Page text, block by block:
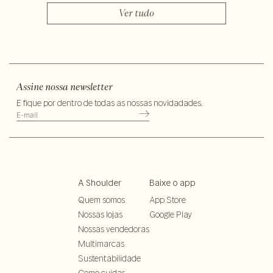
Ver tudo
Assine nossa newsletter
E fique por dentro de todas as nossas novidadades.
A Shoulder
Quem somos
Nossas lojas
Nossas vendedoras
Multimarcas
Sustentabilidade
Baixe o app
App Store
Google Play